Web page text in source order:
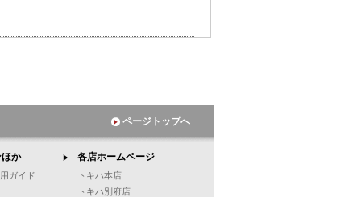
ページトップへ
か
ガイド
各店ホームページ
トキハ本店
トキハ別府店